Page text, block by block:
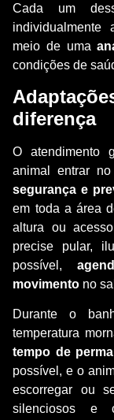
Cada um
individualmente
meio de uma
condições de
diferença
O atendimento
animal entrar
segurança e
em toda a área
altura ou
precise pular,
possível,
movimento no
Durante o
temperatura
tempo de
possível, e o
escorregar ou
silenciosos e